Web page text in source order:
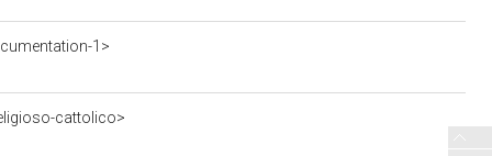
1>
cattolico>